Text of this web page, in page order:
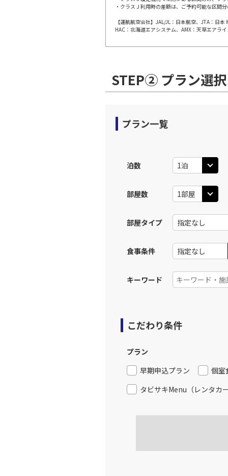
・クラスＪ利用時の差額は、ご予約可能な区間
【運航航空会社】JAL/JL：日本航空、JTA：日
HAC：北海道エアシステム、AMX：天草エアラ
STEP② プラン選択
プラン一覧
泊数
部屋数
部屋タイプ
食事条件
キーワード
こだわり条件
プラン
早期申込プラン
個室
タビサキMenu（レンタカ